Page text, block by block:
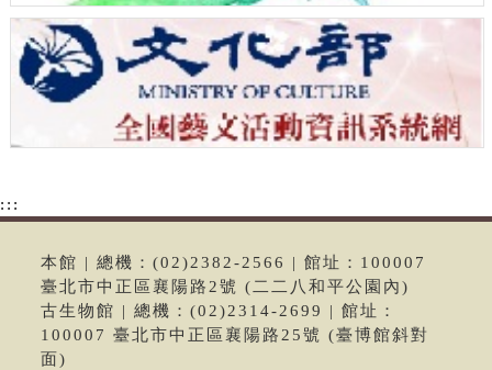
:::
本館 | 總機：(02)2382-2566 | 館址：100007
臺北市中正區襄陽路2號 (二二八和平公園內)
古生物館 | 總機：(02)2314-2699 | 館址：
100007 臺北市中正區襄陽路25號 (臺博館斜對
面)